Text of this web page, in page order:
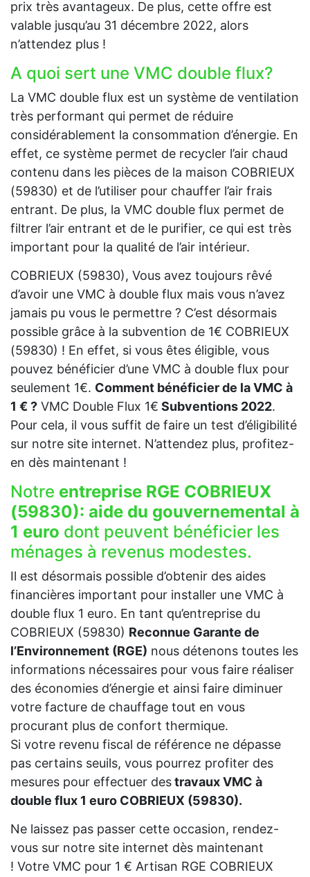
prix très avantageux. De plus, cette offre est
valable jusqu’au 31 décembre 2022, alors
n’attendez plus !
A quoi sert une VMC double flux?
La VMC double flux est un système de ventilation
très performant qui permet de réduire
considérablement la consommation d’énergie. En
effet, ce système permet de recycler l’air chaud
contenu dans les pièces de la maison COBRIEUX
(59830) et de l’utiliser pour chauffer l’air frais
entrant. De plus, la VMC double flux permet de
filtrer l’air entrant et de le purifier, ce qui est très
important pour la qualité de l’air intérieur.
COBRIEUX (59830), Vous avez toujours rêvé
d’avoir une VMC à double flux mais vous n’avez
jamais pu vous le permettre ? C’est désormais
possible grâce à la subvention de 1€ COBRIEUX
(59830) ! En effet, si vous êtes éligible, vous
pouvez bénéficier d’une VMC à double flux pour
seulement 1€. Comment bénéficier de la VMC à
1 € ? VMC Double Flux 1€ Subventions 2022.
Pour cela, il vous suffit de faire un test d’éligibilité
sur notre site internet. N’attendez plus, profitez-
en dès maintenant !
Notre entreprise RGE COBRIEUX
(59830): aide du gouvernemental à
1 euro dont peuvent bénéficier les
ménages à revenus modestes.
Il est désormais possible d’obtenir des aides
financières important pour installer une VMC à
double flux 1 euro. En tant qu’entreprise du
COBRIEUX (59830) Reconnue Garante de
l’Environnement (RGE) nous détenons toutes les
informations nécessaires pour vous faire réaliser
des économies d’énergie et ainsi faire diminuer
votre facture de chauffage tout en vous
procurant plus de confort thermique.
Si votre revenu fiscal de référence ne dépasse
pas certains seuils, vous pourrez profiter des
mesures pour effectuer destravaux VMC à
double flux 1 euro COBRIEUX (59830).
Ne laissez pas passer cette occasion, rendez-
vous sur notre site internet dès maintenant
! Votre VMC pour 1 € Artisan RGE COBRIEUX